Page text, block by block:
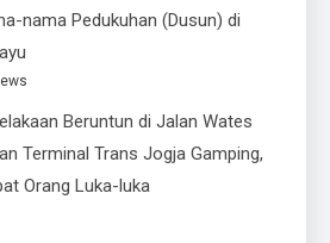
nama Pedukuhan (Dusun) di
Beruntun di Jalan Wates
Terminal Trans Jogja Gamping,
Orang Luka-luka